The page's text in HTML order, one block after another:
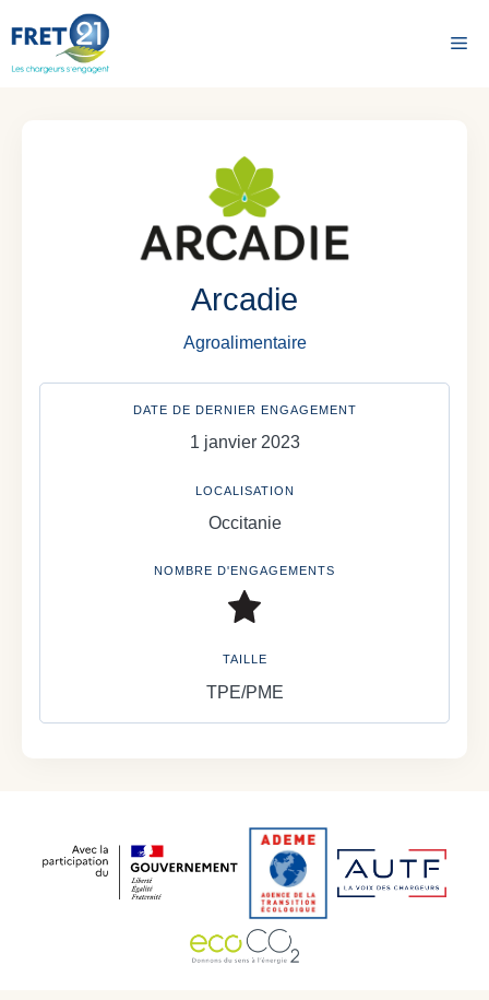
au
contenu
Arcadie
Agroalimentaire
DATE DE DERNIER ENGAGEMENT
1 janvier 2023
LOCALISATION
Occitanie
NOMBRE D'ENGAGEMENTS
TAILLE
TPE/PME